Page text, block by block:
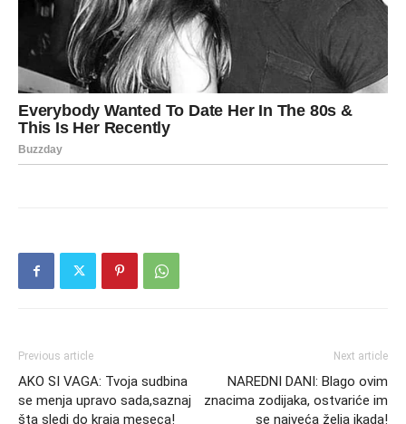
Previous article
AKO SI VAGA: Tvoja sudbina
se menja upravo sada,saznaj
šta sledi do kraja meseca!
Next article
NAREDNI DANI: Blago ovim
znacima zodijaka, ostvariće im
se najveća želja ikada!